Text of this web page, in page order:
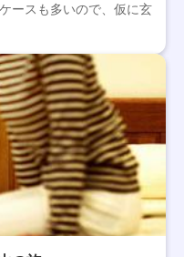
ースも多いので、仮に玄